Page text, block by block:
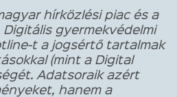
hírközlési piac és a
gyermekvédelmi
t a jogsértő tartalmak
(mint a Digital
Adatsoraik azért
hanem a